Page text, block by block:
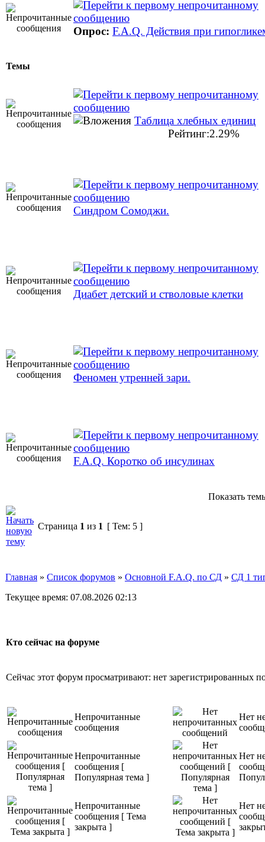
Опрос: F.A.Q. Действия при
Темы
Таблица хлебных единиц
Рейтинг:2.29%
Синдром Сомоджи.
Диабет детский и стволовые клетки
Феномен утренней зари.
F.A.Q. Коротко об инсулинах
Показать
Страница 1 из 1 [ Тем: 5 ]
Главная » Список форумов » Основной F.A.Q. по СД » СД 1
Текущее время: 07.08.2026 02:13
Кто сейчас на форуме
Сейчас этот форум просматривают: нет зарегистрированных
Непрочитанные
сообщения
Нет
Непрочитанные
сообщения [
Популярная тема ]
Нет
Непрочитанные
сообщения [ Тема
закрыта ]
Нет